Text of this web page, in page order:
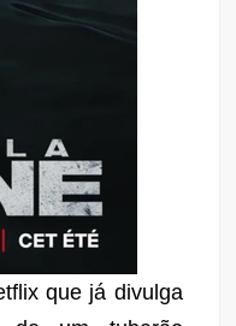
que já divulga